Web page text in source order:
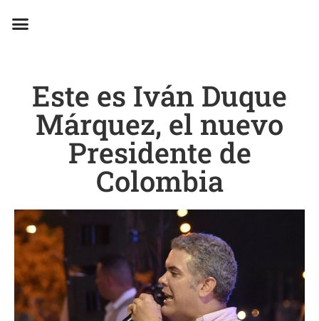
Este es Iván Duque
Márquez, el nuevo
Presidente de
Colombia